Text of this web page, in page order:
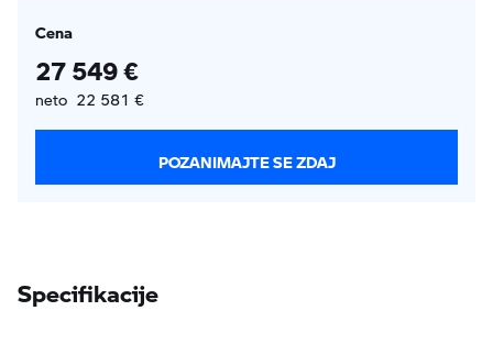
Cena
27 549 €
neto 22 581 €
POZANIMAJTE SE ZDAJ
Specifikacije